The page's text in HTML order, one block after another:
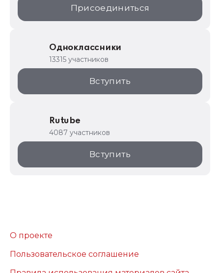
Присоединиться
Одноклассники
13315 участников
Вступить
Rutube
4087 участников
Вступить
О проекте
Пользовательское соглашение